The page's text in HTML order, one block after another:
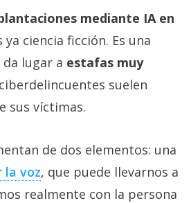
mediante IA en
ya ciencia ficción. Es una
lugar a estafas muy
suelen
sus víctimas.
de dos elementos: una
la voz‎, que puede llevarnos a
realmente con la persona